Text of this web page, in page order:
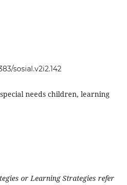
sosial.v2i2.142
needs children, learning
or Learning Strategies refer